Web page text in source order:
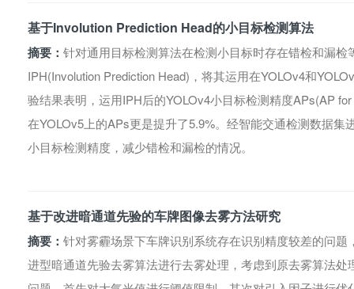
基于Involution Prediction Head的小目标检测算法
摘要： 针对通用目标检测算法在检测小目标时存在错检和漏
IPH(Involution Prediction Head)，将其运用在YOLOv4和
验结果表明，运用IPH后的YOLOv4小目标检测精度APs(AP
在YOLOv5上的APs更是提升了5.9%。经智能交通检测数据
小目标检测精度，减少错检和漏检的情况。
基于改进暗通道先验的车牌图像去雾方法研究
摘要： 针对雾霾场景下车牌识别系统存在识别精度较差的问
进型暗通道先验去雾算法进行去雾处理，考虑到原去雾算法